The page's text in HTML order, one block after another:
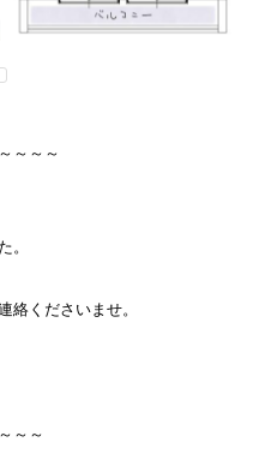
～～～
。
絡くださいませ。
～～